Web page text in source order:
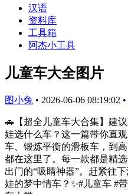
汉语
资料库
工具箱
阿杰小工具
儿童车大全图片
图小兔 • 2026-06-06 08:19:02 •
🚗【超全儿童车大合集】建
娃选什么车？这一篇带你直
车、锻炼平衡的滑板车，到
都在这里了。每一款都是精
出门的“吸睛神器”。赶紧往
娃的梦中情车？✨#儿童车 #